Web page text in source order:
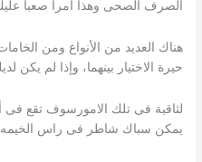
الصرف الصحى وهذا أمرا صعبا
هناك العديد من الأنواع ومن
حيرة الاختيار بينهما، وإذا لم يكن
لثاقبة فى تلك الامورسوف تقع فى
يمكن سباك شاطر فى راس الخيمه